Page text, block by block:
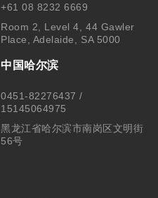
+61 08 8232 6669
Room 2, Level 4, 44 Gawler
Place, Adelaide, SA 5000
中国哈尔滨
0451-82276437 /
15145064975
黑龙江省哈尔滨市南岗区文明街
56号